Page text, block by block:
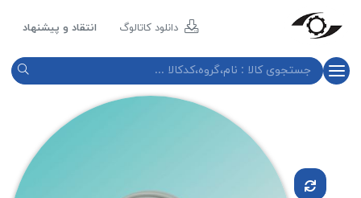
دانلود کاتالوگ انتقاد و پیشنهاد